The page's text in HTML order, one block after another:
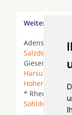
Weitere Orte
Adenstedt *
Salzdetfurth
*
Giesen *
Harsum
Hohenhameln
* Rheden *
Söhlde
*